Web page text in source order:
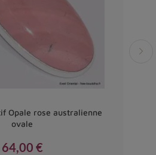
Opale rose australienne
ovale
64,00 €